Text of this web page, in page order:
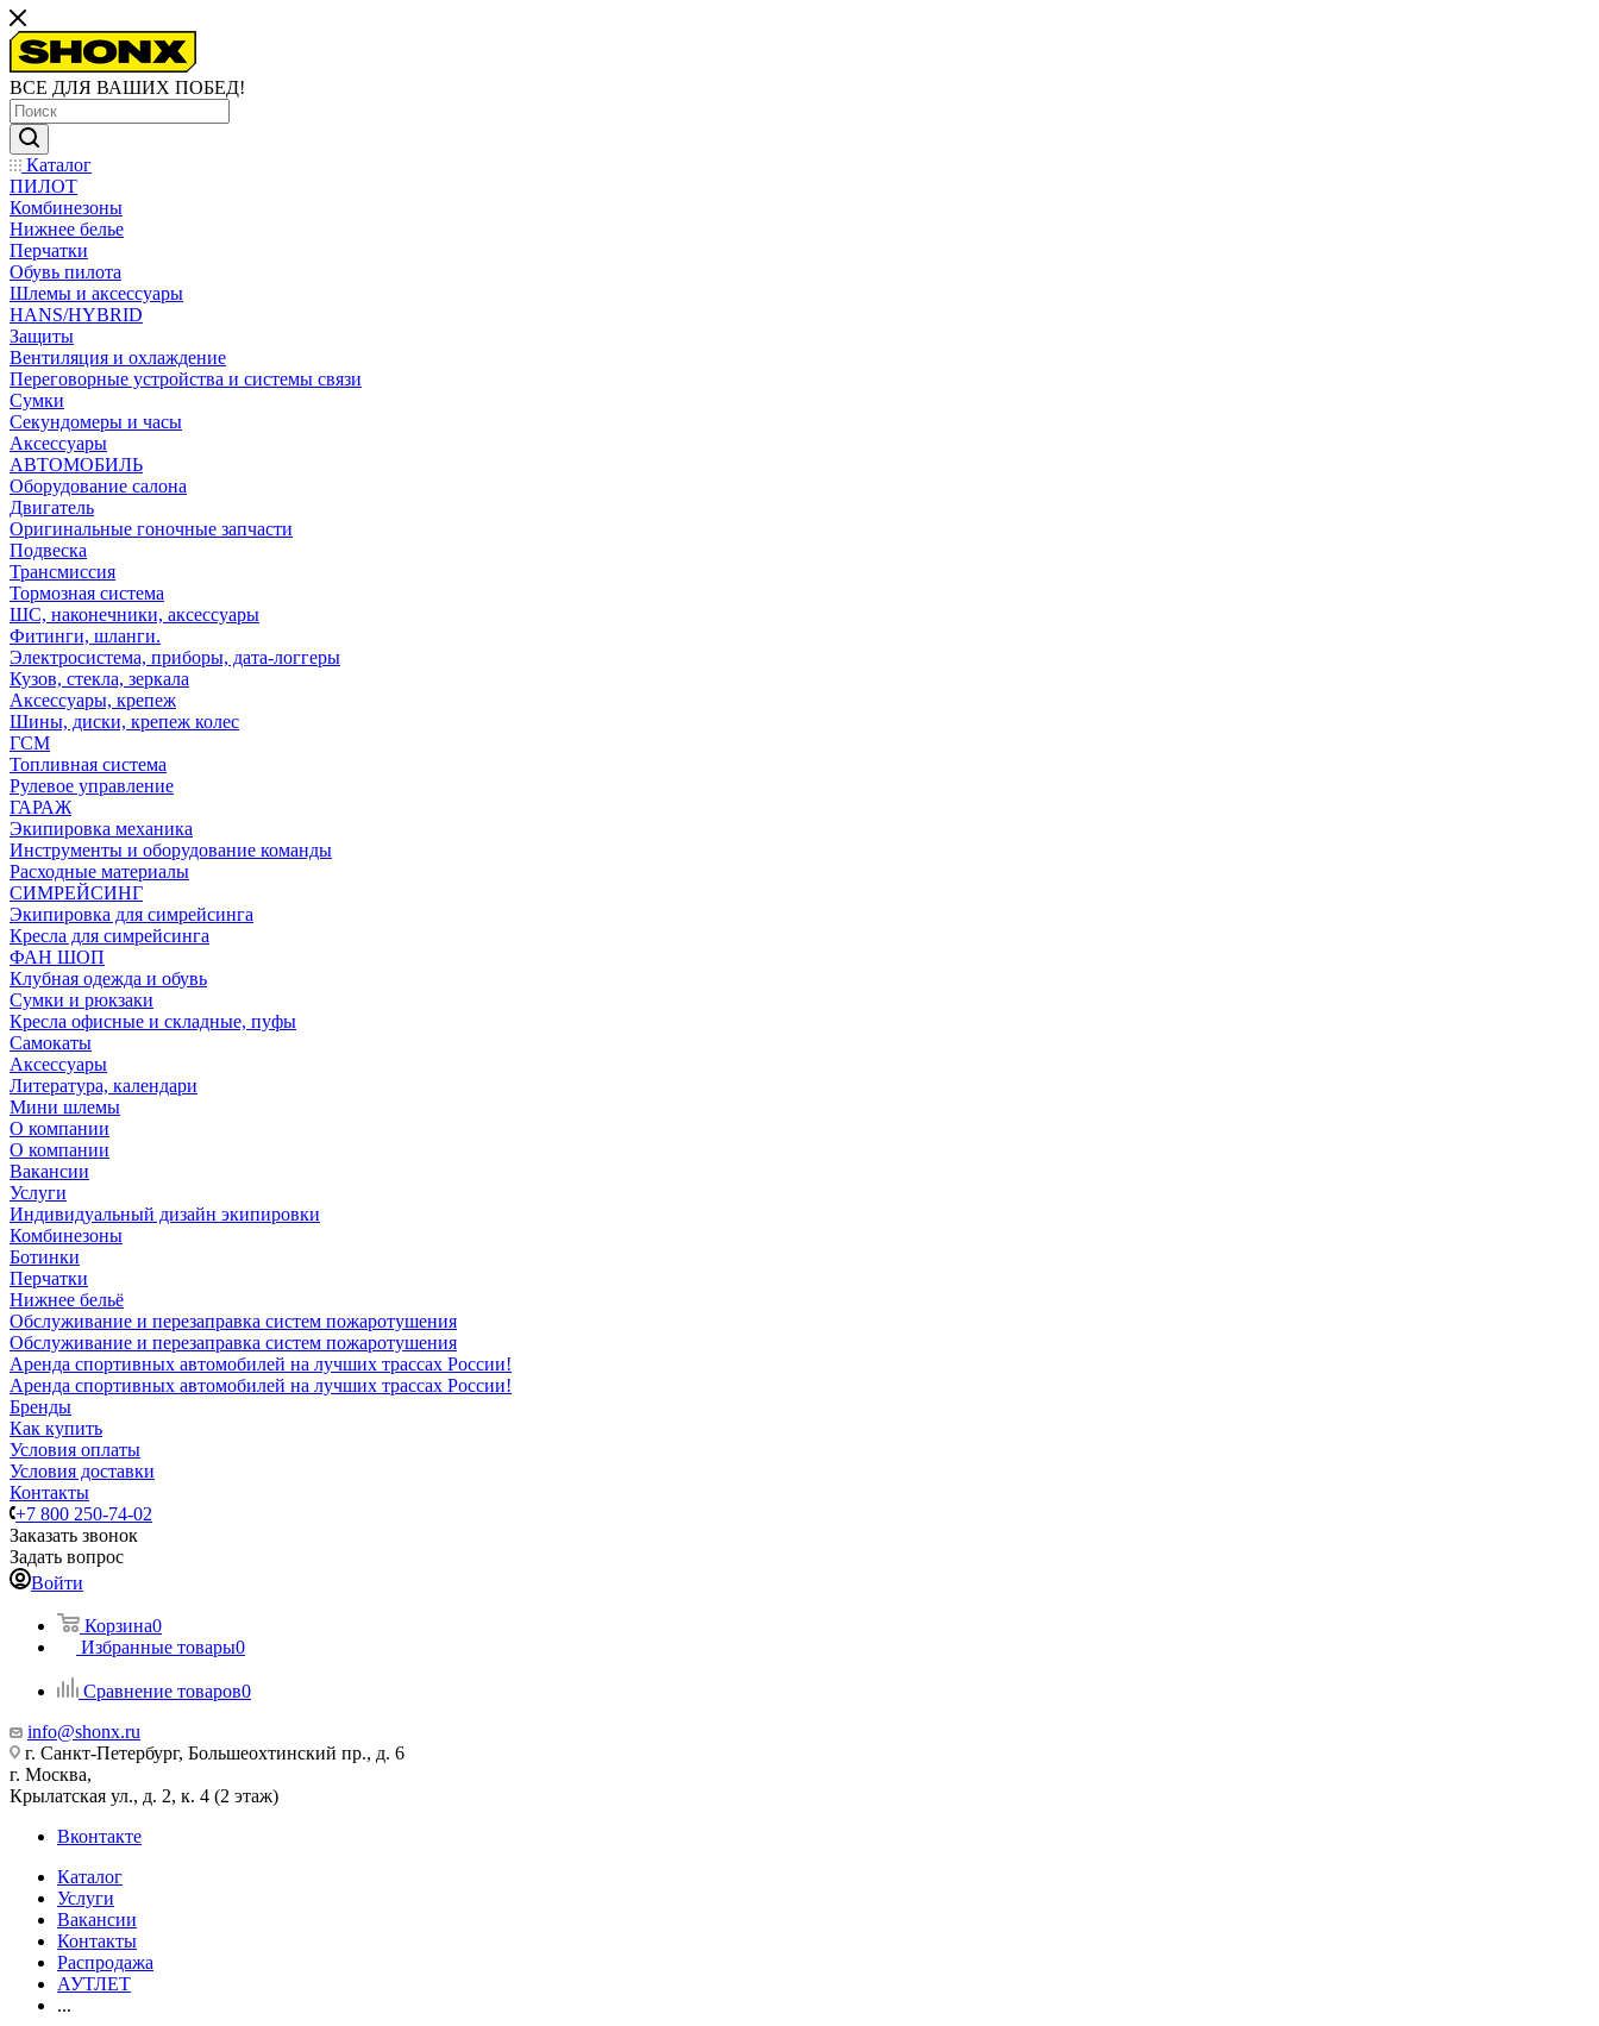
ВСЕ ДЛЯ ВАШИХ ПОБЕД!
Каталог
ПИЛОТ
Комбинезоны
Нижнее белье
Перчатки
Обувь пилота
Шлемы и аксессуары
HANS/HYBRID
Защиты
Вентиляция и охлаждение
Переговорные устройства и системы связи
Сумки
Секундомеры и часы
Аксессуары
АВТОМОБИЛЬ
Оборудование салона
Двигатель
Оригинальные гоночные запчасти
Подвеска
Трансмиссия
Тормозная система
ШС, наконечники, аксессуары
Фитинги, шланги.
Электросистема, приборы, дата-логгеры
Кузов, стекла, зеркала
Аксессуары, крепеж
Шины, диски, крепеж колес
ГСМ
Топливная система
Рулевое управление
ГАРАЖ
Экипировка механика
Инструменты и оборудование команды
Расходные материалы
СИМРЕЙСИНГ
Экипировка для симрейсинга
Кресла для симрейсинга
ФАН ШОП
Клубная одежда и обувь
Сумки и рюкзаки
Кресла офисные и складные, пуфы
Самокаты
Аксессуары
Литература, календари
Мини шлемы
О компании
О компании
Вакансии
Услуги
Индивидуальный дизайн экипировки
Комбинезоны
Ботинки
Перчатки
Нижнее бельё
Обслуживание и перезаправка систем пожаротушения
Обслуживание и перезаправка систем пожаротушения
Аренда спортивных автомобилей на лучших трассах России!
Аренда спортивных автомобилей на лучших трассах России!
Бренды
Как купить
Условия оплаты
Условия доставки
Контакты
+7 800 250-74-02
Заказать звонок
Задать вопрос
Войти
Корзина0
Избранные товары0
Сравнение товаров0
info@shonx.ru
г. Санкт-Петербург, Большеохтинский пр., д. 6
г. Москва,
Крылатская ул., д. 2, к. 4 (2 этаж)
Вконтакте
Каталог
Услуги
Вакансии
Контакты
Распродажа
АУТЛЕТ
...